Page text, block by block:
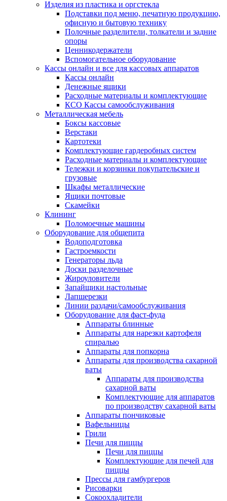
Изделия из пластика и оргстекла
Подставки под меню, печатную продукцию,
офисную и бытовую технику
Полочные разделители, толкатели и задние
опоры
Ценникодержатели
Вспомогательное оборудование
Кассы онлайн и все для кассовых аппаратов
Кассы онлайн
Денежные ящики
Расходные материалы и комплектующие
КСО Кассы самообслуживания
Металлическая мебель
Боксы кассовые
Верстаки
Картотеки
Комплектующие гардеробных систем
Расходные материалы и комплектующие
Тележки и корзинки покупательские и
грузовые
Шкафы металлические
Ящики почтовые
Скамейки
Клининг
Поломоечные машины
Оборудование для общепита
Водоподготовка
Гастроемкости
Генераторы льда
Доски разделочные
Жироуловители
Запайщики настольные
Лапшерезки
Линии раздачи/самообслуживания
Оборудование для фаст-фуда
Аппараты блинные
Аппараты для нарезки картофеля
спиралью
Аппараты для попкорна
Аппараты для производства сахарной
ваты
Аппараты для производства
сахарной ваты
Комплектующие для аппаратов
по производству сахарной ваты
Аппараты пончиковые
Вафельницы
Грили
Печи для пиццы
Печи для пиццы
Комплектующие для печей для
пиццы
Прессы для гамбургеров
Рисоварки
Сокоохладители